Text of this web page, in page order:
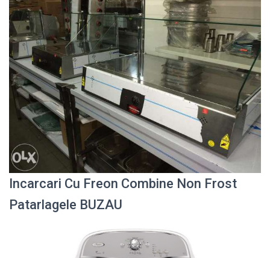
Incarcari Cu Freon Combine Non Frost
Patarlagele BUZAU